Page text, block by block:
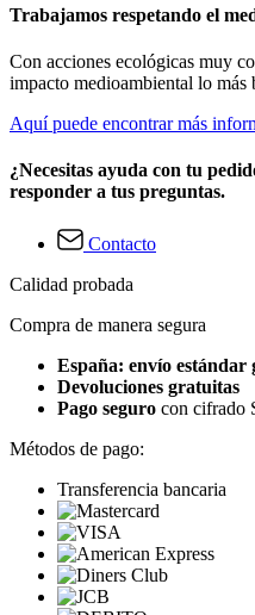
Trabajamos respetando el
Con acciones ecológicas muy
impacto medioambiental lo más
Aquí puede encontrar más
¿Necesitas ayuda con tu
responder a tus preguntas.
Contacto
Calidad probada
Compra de manera segura
España: envío estándar
Devoluciones gratuitas
Pago seguro con cifrado
Métodos de pago:
Transferencia bancaria